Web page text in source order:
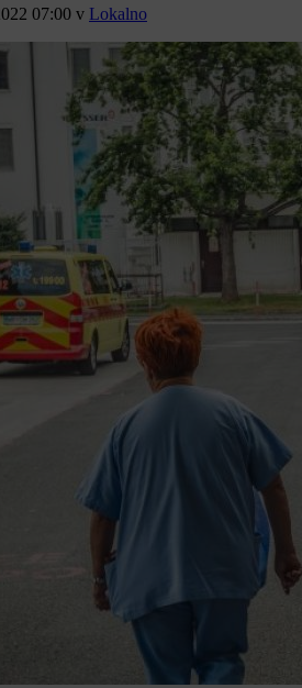
07:00 v Lokalno